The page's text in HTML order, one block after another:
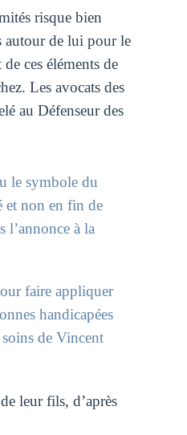
risque bien
autour de lui pour le
ces éléments de
Les avocats des
au Défenseur des
le symbole du
et non en fin de
l’annonce à la
faire appliquer
handicapées
de Vincent
leur fils, d’après